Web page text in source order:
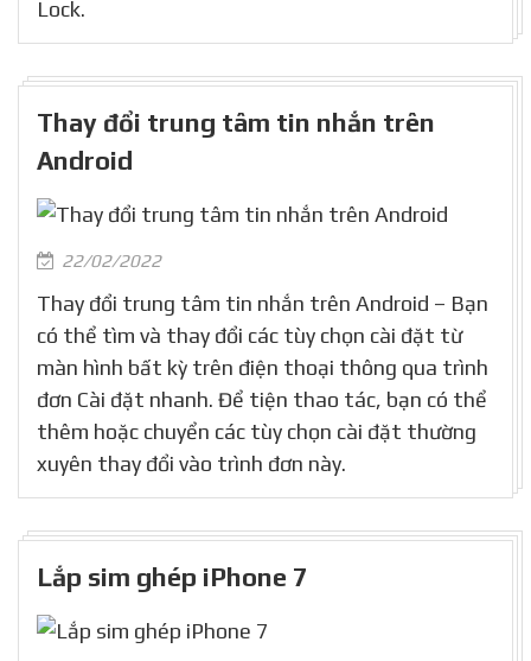
Lock.
Thay đổi trung tâm tin nhắn trên
Android
22/02/2022
Thay đổi trung tâm tin nhắn trên Android – Bạn
có thể tìm và thay đổi các tùy chọn cài đặt từ
màn hình bất kỳ trên điện thoại thông qua trình
đơn Cài đặt nhanh. Để tiện thao tác, bạn có thể
thêm hoặc chuyển các tùy chọn cài đặt thường
xuyên thay đổi vào trình đơn này.
Lắp sim ghép iPhone 7